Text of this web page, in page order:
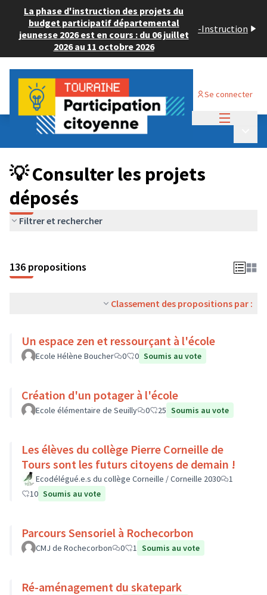
La phase d'instruction des projets du
budget participatif départemental
jeunesse 2026 est en cours : du 06 juillet
2026 au 11 octobre 2026
-Instruction
Se connecter
Budget Participatif JEUNESSE 2024
💡 Consulter les projets déposés
💡 Consulter les projets
déposés
Filtrer et rechercher
136 propositions
Classement des propositions par :
Un espace zen et ressourçant à l'école
Ecole Hélène Boucher 0 0 Soumis au vote
Création d'un potager à l'école
Ecole élémentaire de Seuilly 0 25 Soumis au vote
Les élèves du collège Pierre Corneille de
Tours sont les futurs citoyens de demain !
Ecodélégué.e.s du collège Corneille / Corneille 2030
1
10 Soumis au vote
Parcours Sensoriel à Rochecorbon
CMJ de Rochecorbon 0 1 Soumis au vote
Ré-aménagement du skatepark